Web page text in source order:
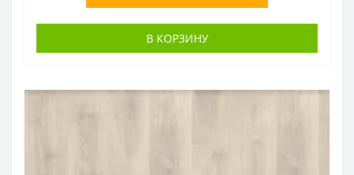
В КОРЗИНУ